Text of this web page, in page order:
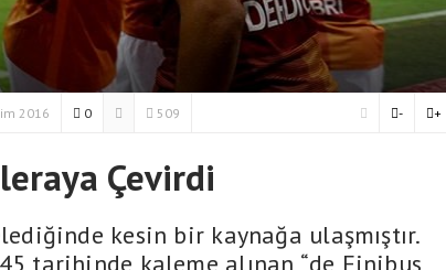
2016 0 509 +
-
Çevirdi
kesin bir kaynağa ulaşmıştır.
tarihinde kaleme alınan “de Finibus